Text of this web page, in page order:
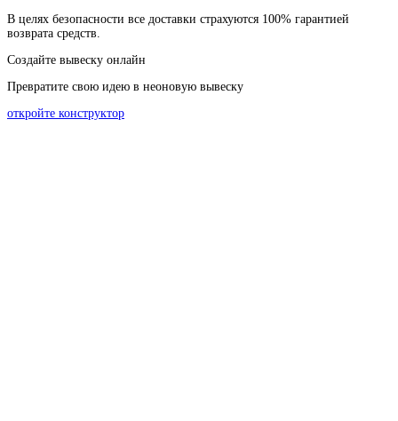
В целях безопасности все доставки страхуются 100% гарантией
возврата средств.
Создайте вывеску онлайн
Превратите свою идею в неоновую вывеску
откройте конструктор